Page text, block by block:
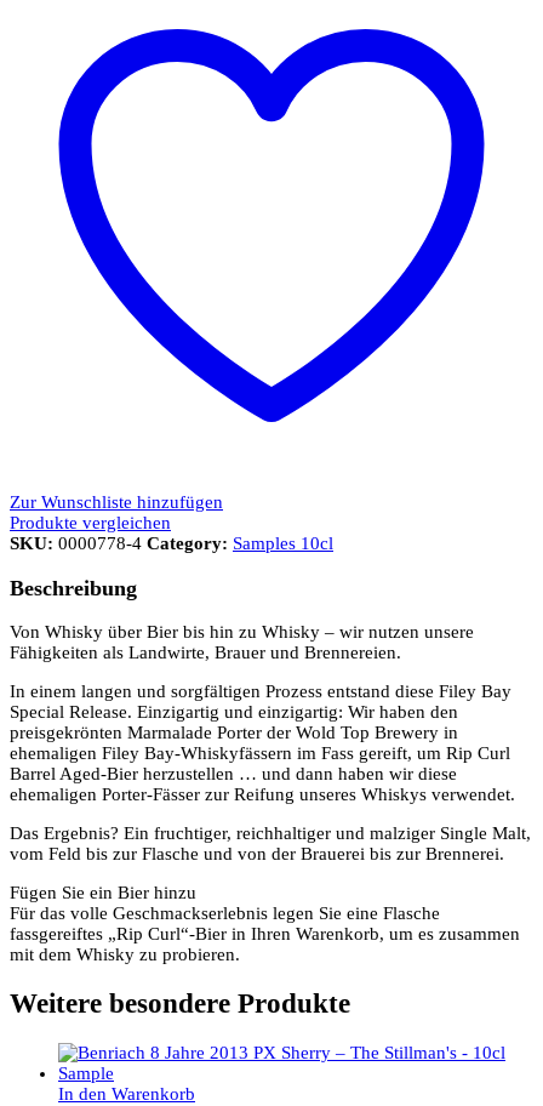
Zur Wunschliste hinzufügen
Produkte vergleichen
SKU: 0000778-4 Category: Samples 10cl
Beschreibung
Von Whisky über Bier bis hin zu Whisky – wir nutzen unsere
Fähigkeiten als Landwirte, Brauer und Brennereien.
In einem langen und sorgfältigen Prozess entstand diese Filey Bay
Special Release. Einzigartig und einzigartig: Wir haben den
preisgekrönten Marmalade Porter der Wold Top Brewery in
ehemaligen Filey Bay-Whiskyfässern im Fass gereift, um Rip Curl
Barrel Aged-Bier herzustellen … und dann haben wir diese
ehemaligen Porter-Fässer zur Reifung unseres Whiskys verwendet.
Das Ergebnis? Ein fruchtiger, reichhaltiger und malziger Single Malt,
vom Feld bis zur Flasche und von der Brauerei bis zur Brennerei.
Fügen Sie ein Bier hinzu
Für das volle Geschmackserlebnis legen Sie eine Flasche
fassgereiftes „Rip Curl“-Bier in Ihren Warenkorb, um es zusammen
mit dem Whisky zu probieren.
Weitere besondere Produkte
In den Warenkorb